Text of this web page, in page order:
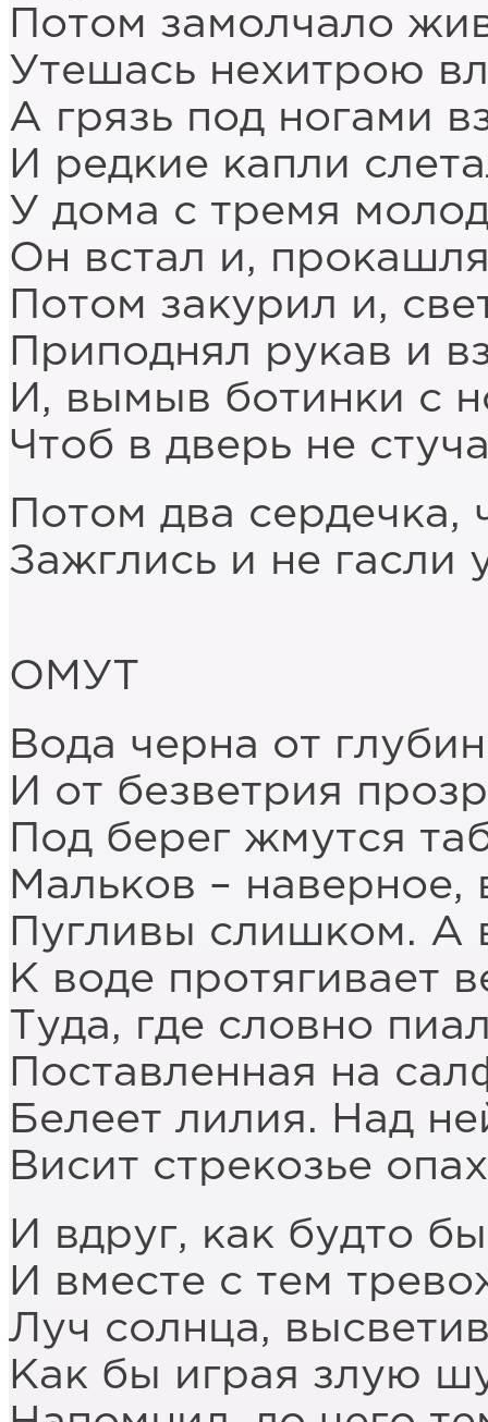
Потом замолчало
Утешась нехитрою
А грязь под ногами
И редкие капли
У дома с тремя
Он встал и,
Потом закурил и,
Приподнял рукав и
И, вымыв ботинки с
Чтоб в дверь не
Потом два сердечка,
Зажглись и не гасли
ОМУТ
Вода черна от
И от безветрия
Под берег жмутся
Мальков – наверное,
Пугливы слишком. А
К воде протягивает
Туда, где словно
Поставленная на
Белеет лилия. Над
Висит стрекозье
И вдруг, как будто
И вместе с тем
Луч солнца,
Как бы играя злую